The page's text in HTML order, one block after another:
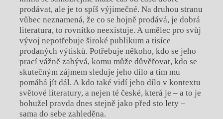
prodávat, ale je to spíš výjimečné. Na druhou stranu
vůbec neznamená, že co se hojně prodává, je dobrá
literatura, to rovnítko neexistuje. A umělec pro svůj
vývoj nepotřebuje široké publikum a tisíce
prodaných výtisků. Potřebuje někoho, kdo se jeho
prací vážně zabývá, komu může důvěřovat, kdo se
skutečným zájmem sleduje jeho dílo a tím mu
pomáhá jít dál. A kdo také vidí jeho dílo v kontextu
světové literatury, a nejen té české, která je – a to je
bohužel pravda dnes stejně jako před sto lety –
sama do sebe zahleděna.